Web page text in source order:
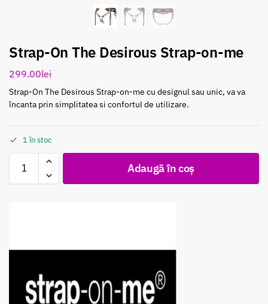
Strap-On The Desirous Strap-on-me
299.00lei
Strap-On The Desirous Strap-on-me cu designul sau unic, va va
încanta prin simplitatea si confortul de utilizare.
1 în stoc
Adaugă în coș